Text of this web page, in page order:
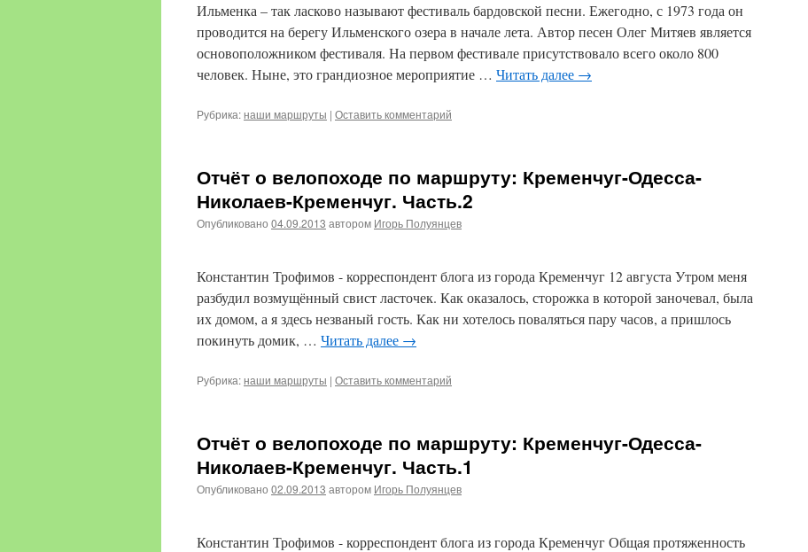
Ильменка – так ласково называют фестиваль бардовской песни. Ежегодно, с 1973 года он
проводится на берегу Ильменского озера в начале лета. Автор песен Олег Митяев является
основоположником фестиваля. На первом фестивале присутствовало всего около 800
человек. Ныне, это грандиозное мероприятие … Читать далее →
Рубрика:наши маршруты | Оставить комментарий
Отчёт о велопоходе по маршруту: Кременчуг-Одесса-
Николаев-Кременчуг. Часть.2
Опубликовано 04.09.2013 автором Игорь Полуянцев
Константин Трофимов - корреспондент блога из города Кременчуг 12 августа Утром меня
разбудил возмущённый свист ласточек. Как оказалось, сторожка в которой заночевал, была
их домом, а я здесь незваный гость. Как ни хотелось поваляться пару часов, а пришлось
покинуть домик, … Читать далее →
Рубрика:наши маршруты | Оставить комментарий
Отчёт о велопоходе по маршруту: Кременчуг-Одесса-
Николаев-Кременчуг. Часть.1
Опубликовано 02.09.2013 автором Игорь Полуянцев
Константин Трофимов - корреспондент блога из города Кременчуг Общая протяженность